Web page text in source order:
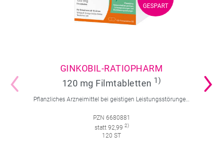
GESPART
GESPART
GINKOBIL-RATIOPHARM
120 mg Filmtabletten 1)
Pflanzliches Arzneimittel bei geistigen Leistungsstörungen und Durchblutungsstörungen.
PZN 6680881
statt 92,99 2)
120 ST